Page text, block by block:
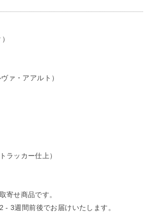
ァ・アアルト）
ラッカー仕上）
寄せ商品です。
- 3週間前後でお届けいたします。